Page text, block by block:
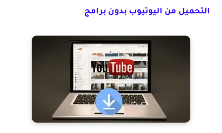
التحميل من اليوتيوب بدون برامج